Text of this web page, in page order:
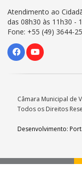
Atendimento ao
das 08h30 às 11h30 -
Fone: +55 (49) 3644-
Câmara Municipal de
Todos os Direitos
Desenvolvimento: